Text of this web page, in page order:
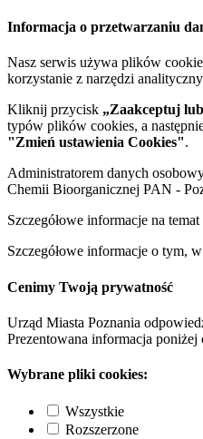
Informacja o przetwarzaniu
Nasz serwis używa plików
korzystanie z narzędzi
Kliknij przycisk „Zaakceptuj
typów plików cookies, a
"Zmień ustawienia Cookies".
Administratorem danych
Chemii Bioorganicznej PAN -
Szczegółowe informacje na
Szczegółowe informacje o tym,
Cenimy Twoją prywatność
Urząd Miasta Poznania
Prezentowana informacja
Wybrane pliki cookies:
Wszystkie
Rozszerzone